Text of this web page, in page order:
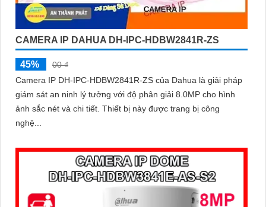
CAMERA IP DAHUA DH-IPC-HDBW2841R-ZS
45%
00 ₫
Camera IP DH-IPC-HDBW2841R-ZS của Dahua là giải pháp
giám sát an ninh lý tưởng với độ phân giải 8.0MP cho hình
ảnh sắc nét và chi tiết. Thiết bị này được trang bị công
nghệ...